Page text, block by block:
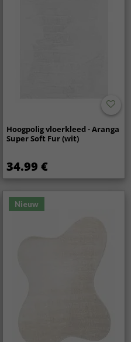
Hoogpolig vloerkleed - Aranga
Super Soft Fur (wit)
34.99 €
Nieuw